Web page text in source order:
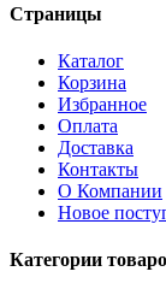
Страницы
Каталог
Корзина
Избранное
Оплата
Доставка
Контакты
О Компании
Новое
Категории